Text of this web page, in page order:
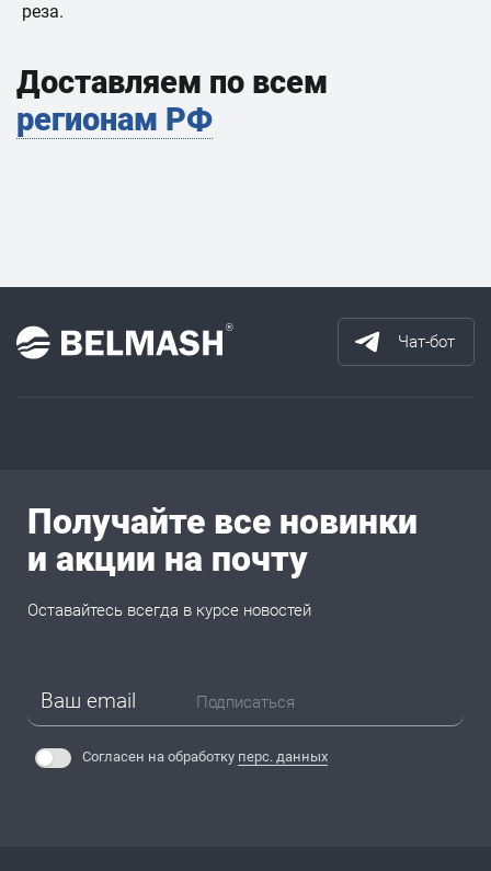
реза.
Доставляем по всем
регионам РФ
Чат-бот
Получайте все новинки
и акции на почту
Оставайтесь всегда в курсе новостей
Подписаться
Согласен на обработку перс. данных